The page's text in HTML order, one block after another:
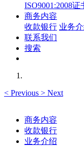
ISO9001:2008证
商务内容
收款银行 业务
联系我们
搜索
< Previous > Next
商务内容
收款银行
业务介绍